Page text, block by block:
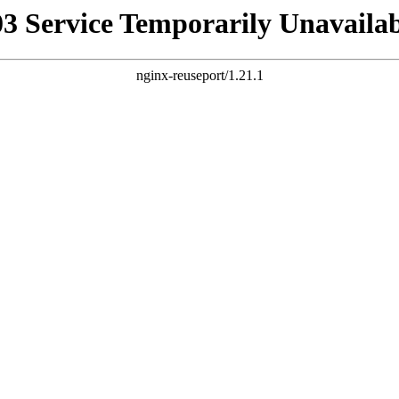
Service Temporarily
nginx-reuseport/1.21.1